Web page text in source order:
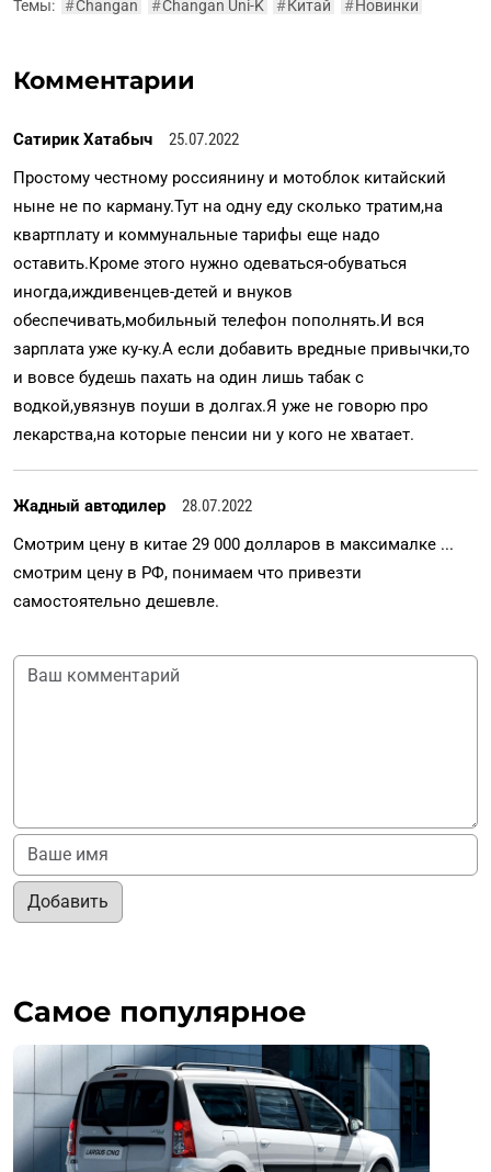
Темы: #Changan #Changan Uni-K #Китай #Новинки
Комментарии
Сатирик Хатабыч
25.07.2022
Простому честному россиянину и мотоблок китайский
ныне не по карману.Тут на одну еду сколько тратим,на
квартплату и коммунальные тарифы еще надо
оставить.Кроме этого нужно одеваться-обуваться
иногда,иждивенцев-детей и внуков
обеспечивать,мобильный телефон пополнять.И вся
зарплата уже ку-ку.А если добавить вредные привычки,то
и вовсе будешь пахать на один лишь табак с
водкой,увязнув поуши в долгах.Я уже не говорю про
лекарства,на которые пенсии ни у кого не хватает.
Жадный автодилер
28.07.2022
Смотрим цену в китае 29 000 долларов в максималке ...
смотрим цену в РФ, понимаем что привезти
самостоятельно дешевле.
Добавить
Самое популярное